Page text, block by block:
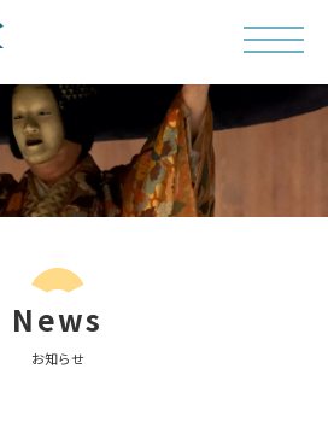
News
お知らせ